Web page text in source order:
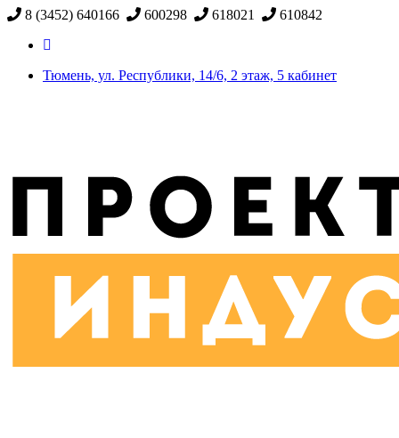
8 (3452) 640166 600298 618021 610842
Тюмень, ул. Республики, 14/6, 2 этаж, 5 кабинет